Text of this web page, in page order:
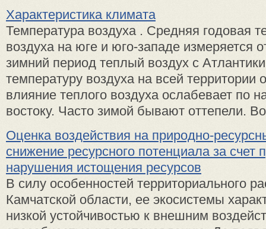
Характеристика климата
Температура воздуха . Средняя годовая
воздуха на юге и юго-западе измеряется
зимний период теплый воздух с
температуру воздуха на всей территории
влияние теплого воздуха ослабевает по
востоку. Часто зимой бывают оттепели.
Оценка воздействия на природно-
снижение ресурсного потенциала за счет
нарушения истощения ресурсов
В силу особенностей территориального
Камчатской области, ее экосистемы
низкой устойчивостью к внешним